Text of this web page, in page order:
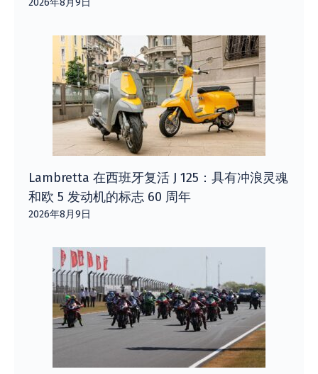
Lambretta 在西班牙复活 J 125：具有冲浪灵魂
和欧 5 发动机的标志 60 周年
2026年8月9日